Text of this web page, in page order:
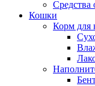
Средства
Кошки
Корм для